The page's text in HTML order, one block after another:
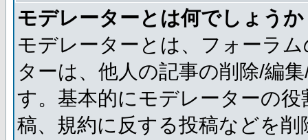
モデレーターとは何でしょうか
モデレーターとは、フォーラ
ターは、他人の記事の削除/編
す。基本的にモデレーターの
稿、規約に反する投稿などを